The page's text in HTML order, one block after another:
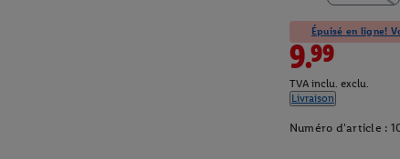
Épuisé en ligne!
9.99
TVA inclu. exclu.
Livraison
Numéro d'article :